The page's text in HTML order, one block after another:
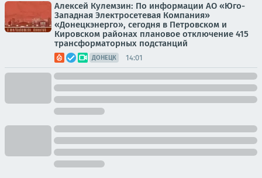
Алексей Кулемзин: По информации АО «Юго-
Западная Электросетевая Компания»
«Донецкэнерго», сегодня в Петровском и
Кировском районах плановое отключение 415
трансформаторных подстанций
ДОНЕЦК 14:01